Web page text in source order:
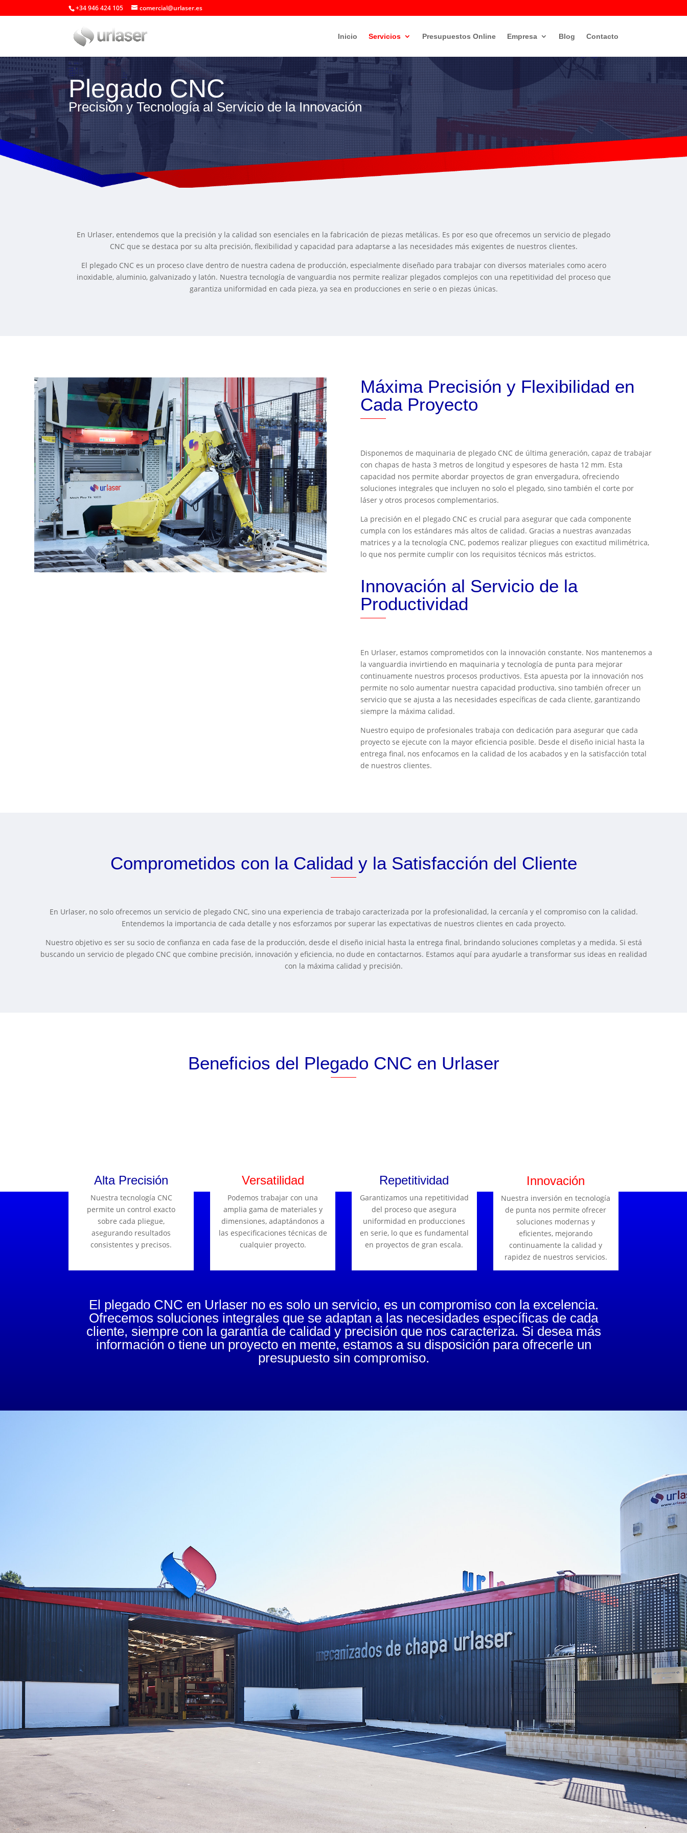
+34 946 424 105 comercial@urlaser.es
Inicio Servicios Presupuestos Online Empresa Blog Contacto
Plegado CNC
Precisión y Tecnología al Servicio de la Innovación
En Urlaser, entendemos que la precisión y la calidad son esenciales en la fabricación de piezas metálicas. Es por eso que ofrecemos un servicio de plegado
CNC que se destaca por su alta precisión, flexibilidad y capacidad para adaptarse a las necesidades más exigentes de nuestros clientes.
El plegado CNC es un proceso clave dentro de nuestra cadena de producción, especialmente diseñado para trabajar con diversos materiales como acero
inoxidable, aluminio, galvanizado y latón. Nuestra tecnología de vanguardia nos permite realizar plegados complejos con una repetitividad del proceso que
garantiza uniformidad en cada pieza, ya sea en producciones en serie o en piezas únicas.
Máxima Precisión y Flexibilidad en
Cada Proyecto
Disponemos de maquinaria de plegado CNC de última generación, capaz de trabajar
con chapas de hasta 3 metros de longitud y espesores de hasta 12 mm. Esta
capacidad nos permite abordar proyectos de gran envergadura, ofreciendo
soluciones integrales que incluyen no solo el plegado, sino también el corte por
láser y otros procesos complementarios.
La precisión en el plegado CNC es crucial para asegurar que cada componente
cumpla con los estándares más altos de calidad. Gracias a nuestras avanzadas
matrices y a la tecnología CNC, podemos realizar pliegues con exactitud milimétrica,
lo que nos permite cumplir con los requisitos técnicos más estrictos.
Innovación al Servicio de la
Productividad
En Urlaser, estamos comprometidos con la innovación constante. Nos mantenemos a
la vanguardia invirtiendo en maquinaria y tecnología de punta para mejorar
continuamente nuestros procesos productivos. Esta apuesta por la innovación nos
permite no solo aumentar nuestra capacidad productiva, sino también ofrecer un
servicio que se ajusta a las necesidades específicas de cada cliente, garantizando
siempre la máxima calidad.
Nuestro equipo de profesionales trabaja con dedicación para asegurar que cada
proyecto se ejecute con la mayor eficiencia posible. Desde el diseño inicial hasta la
entrega final, nos enfocamos en la calidad de los acabados y en la satisfacción total
de nuestros clientes.
Comprometidos con la Calidad y la Satisfacción del Cliente
En Urlaser, no solo ofrecemos un servicio de plegado CNC, sino una experiencia de trabajo caracterizada por la profesionalidad, la cercanía y el compromiso con la calidad.
Entendemos la importancia de cada detalle y nos esforzamos por superar las expectativas de nuestros clientes en cada proyecto.
Nuestro objetivo es ser su socio de confianza en cada fase de la producción, desde el diseño inicial hasta la entrega final, brindando soluciones completas y a medida. Si está
buscando un servicio de plegado CNC que combine precisión, innovación y eficiencia, no dude en contactarnos. Estamos aquí para ayudarle a transformar sus ideas en realidad
con la máxima calidad y precisión.
Beneficios del Plegado CNC en Urlaser
Alta Precisión
Nuestra tecnología CNC
permite un control exacto
sobre cada pliegue,
asegurando resultados
consistentes y precisos.
Versatilidad
Podemos trabajar con una
amplia gama de materiales y
dimensiones, adaptándonos a
las especificaciones técnicas de
cualquier proyecto.
Repetitividad
Garantizamos una repetitividad
del proceso que asegura
uniformidad en producciones
en serie, lo que es fundamental
en proyectos de gran escala.
Innovación
Nuestra inversión en tecnología
de punta nos permite ofrecer
soluciones modernas y
eficientes, mejorando
continuamente la calidad y
rapidez de nuestros servicios.
El plegado CNC en Urlaser no es solo un servicio, es un compromiso con la excelencia.
Ofrecemos soluciones integrales que se adaptan a las necesidades específicas de cada
cliente, siempre con la garantía de calidad y precisión que nos caracteriza. Si desea más
información o tiene un proyecto en mente, estamos a su disposición para ofrecerle un
presupuesto sin compromiso.